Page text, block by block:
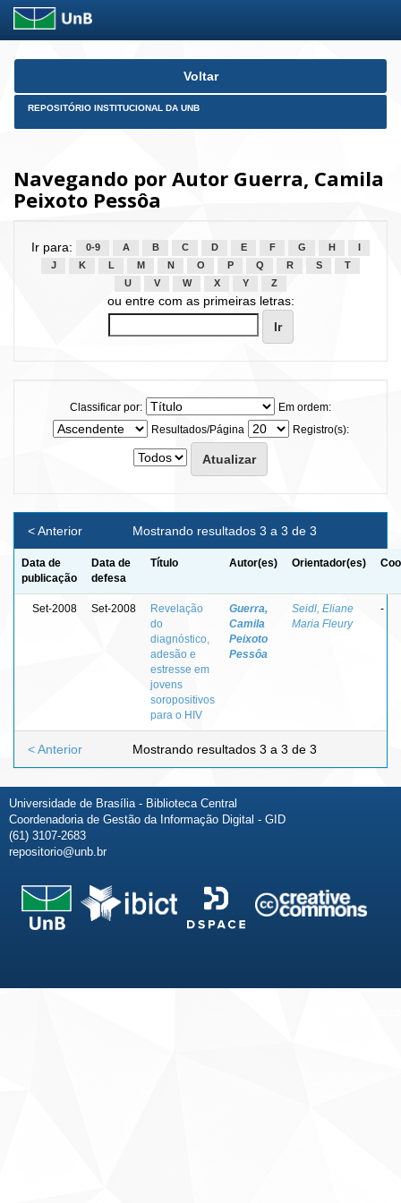
Skip
Voltar
REPOSITÓRIO INSTITUCIONAL DA UNB
Navegando por Autor Guerra, Camila
Peixoto Pessôa
Ir para: 0-9 A B C D E F G H
J
K L M N O P Q R S
T
U
V W X Y Z
ou entre com as primeiras letras:
Classificar por:
Em ordem:
Resultados/Página
Registro(s):
Mostrando resultados 3 a 3 de 3
< Anterior
Data de
publicação
Data de
defesa
Título Autor(es) Orientador(es)
Set-2008 Set-2008
Revelação
do
diagnóstico,
adesão e
estresse em
jovens
soropositivos
para o HIV
Guerra,
Camila
Peixoto
Pessôa
Seidl, Eliane
Maria Fleury
-
Mostrando resultados 3 a 3 de 3
< Anterior
Universidade de Brasília - Biblioteca Central
Coordenadoria de Gestão da Informação Digital - GID
(61) 3107-2683
repositorio@unb.br